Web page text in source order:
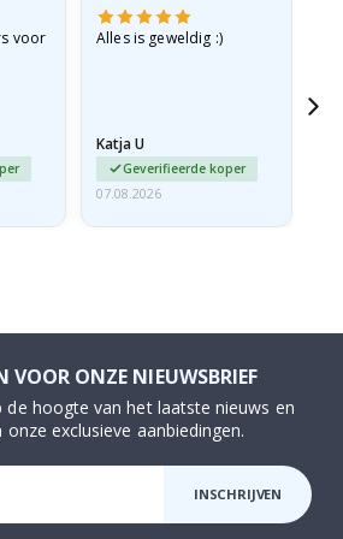
voor
Alles is geweldig :)
Katja U
Geverifieerde koper
07.08.2026
VOOR ONZE NIEUWSBRIEF
de hoogte van het laatste nieuws en
exclusieve aanbiedingen.
INSCHRIJVEN